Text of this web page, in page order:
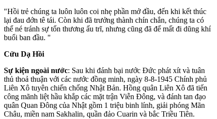
"Hồi trẻ chúng ta luôn luôn coi nhẹ phần mở đầu, đến khi kết thúc
lại đau đớn tê tái. Còn khi đã trưởng thành chín chắn, chúng ta có
thể né tránh sự tổn thương ấu trĩ, nhưng cũng đã để mất đi dũng khí
buổi ban đầu. "
Cửu Dạ Hồi
Sự kiện ngoài nước: Sau khi đánh bại nước Đức phát xít và tuân
thủ thoả thuận với các nước đồng minh, ngày 8-8-1945 Chính phủ
Liên Xô tuyên chiến chống Nhật Bản. Hồng quân Liên Xô đã tiến
công mãnh liệt hầu khắp các mặt trận Viễn Đông, và đánh tan đạo
quân Quan Đông của Nhật gồm 1 triệu binh lính, giải phóng Mãn
Châu, miền nam Sakhalin, quần đảo Cuarin và bắc Triều Tiên.